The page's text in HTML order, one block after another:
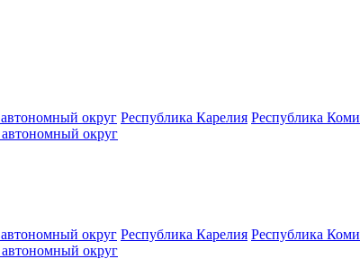
округ Республика Карелия Республика Коми
округ
округ Республика Карелия Республика Коми
округ